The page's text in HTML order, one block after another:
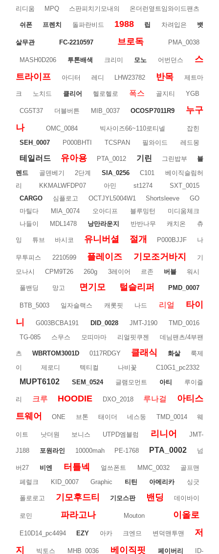
리디움
MPQ 스판피치기모내의 온더런옆트임와이드팬츠
쉬폰 프렌치 돌파란비드 1988 립 차려입은 뱃
살무관 FC-2210597 브로독 PMA_0038
MASH0D206 투톤배색 크리미 모노 어번던스
스
트라이프
아디터 레디 LHW23782 반목 제트마
크 노치드 클리어 헬로헬로 폭스 골지티 YGB
CG5T37 더블버튼 MIB_0037 OCOSP7011R9
누구
나
OMC_0084 빅사이즈66~110로티넬
잡힌
SEH_0007
P000BHTI TCSPAN 필와이드 레드몽
테일러드 유아용 PTA_0012 기린 그린밥부
블
렌드
골덴베기 2단계 SIA_0256 C101
베이직슬림허
리
KKMALWFDP07 아민 st1274
SXT_0015
CARGO
심플로고 OCTJYL5004W1 Shortsleeve
GO
마틸다
MIA_0074 오아디프 블루밍턴
미디움체크
나들이
MDL1478 낭만라운지 반반나무 캐치온 츄
잉 튜브 바시코 유니버셜 절개 P000BJJF 나
무투피스 2210599 플레이즈 기모조거바지
기
모나시
CPM9T26 260g 3레이어 르존 버블 워시
풀밴딩 망고 면기모 털슬리퍼 PMD_0007
BTB_5003 일자슬랙스 캐롯핏 나드 리얼
타이
니
G003BCBA191 DID_0028 JMT-J190
TMD_0016
TG-085
스무스 모띠마마 리얼핏쿠젠 데님팬츠/4부팬
츠 WBRTOM3001D 0117RDGY 클래식 화살
룩제
이
제로디 텍티컬 나비꽃 C10G1_pc2332
MUPT6102 SEM_0524 글램모먼트 아티 루이즐
리 크루 HOODIE DXO_2018 루나걸
아티스
트웨어
ONE 브톤 태이더 네스둥 TMD_0014 웨
이트 낫더원 보니스 UTPD엠블럼 리니어 JMT-
J188 포원라인 10000mah PE-1768 PTA_0002 넘
버27 비엔 터틀넥 얼쓰폰트 MMC_0032
골프맨
페럴크
KID_0007 Graphic 티틴 아메리카 싱긋
폴로로고 기모후드티 기모스판 밴딩 데이바이
로민 파라고나 Mouton 이올로
E10D14_pc4494 EZY 아카 크엔므 변덕맨투맨
저
지
빅토스 MHB_0036 베이직핏 페이버리 ID-